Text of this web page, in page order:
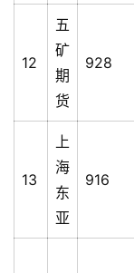
12
五
矿
期
货
928
13
上
海
东
亚
916